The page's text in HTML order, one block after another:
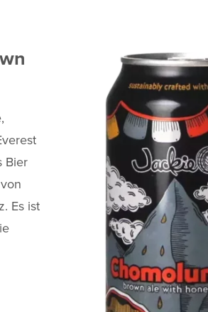
Bier
Es ist